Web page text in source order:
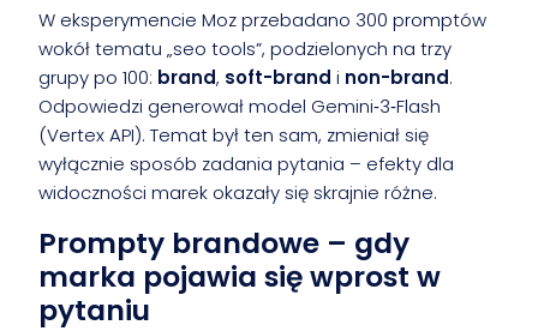
W eksperymencie Moz przebadano 300 promptów
wokół tematu „seo tools”, podzielonych na trzy
grupy po 100: brand, soft-brand i non-brand.
Odpowiedzi generował model Gemini‑3‑Flash
(Vertex API). Temat był ten sam, zmieniał się
wyłącznie sposób zadania pytania – efekty dla
widoczności marek okazały się skrajnie różne.
Prompty brandowe – gdy
marka pojawia się wprost w
pytaniu